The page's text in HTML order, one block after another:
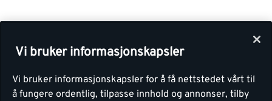
Vi bruker informasjonskapsler
Vi bruker informasjonskapsler for å få nettstedet vårt til
å fungere ordentlig, tilpasse innhold og annonser, tilby